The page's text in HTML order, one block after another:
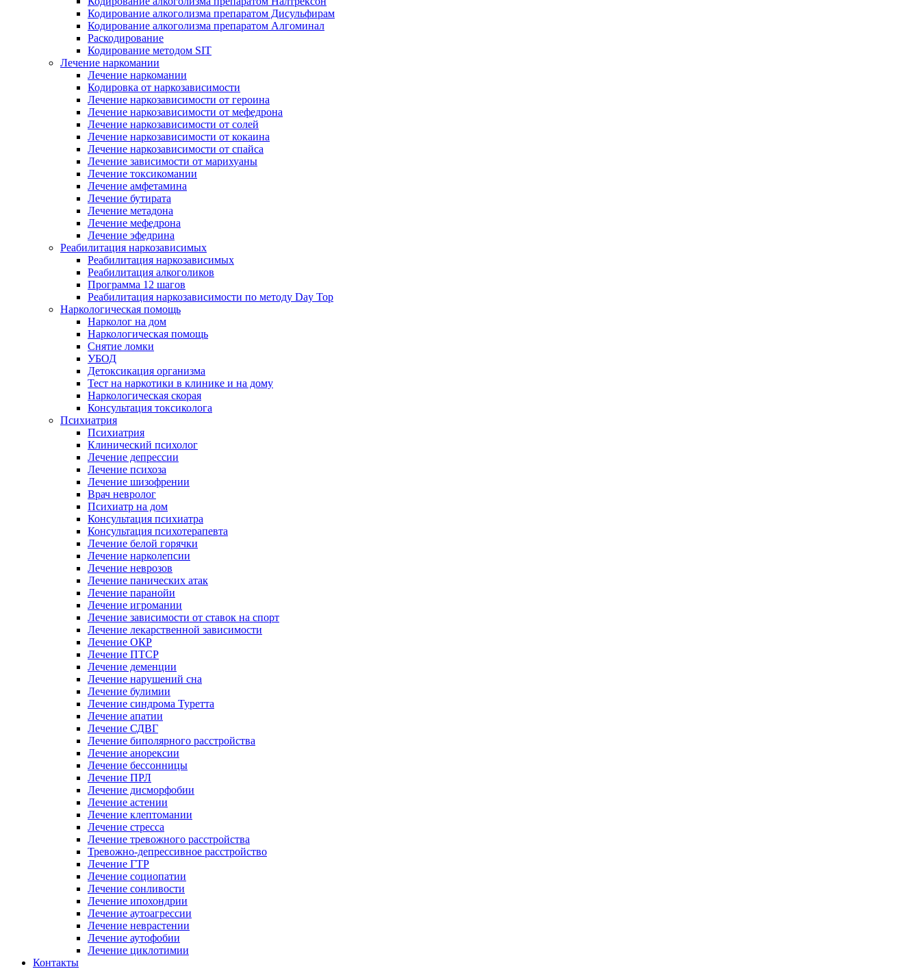
Кодирование алкоголизма препаратом Дисульфирам
Кодирование алкоголизма препаратом Алгоминал
Раскодирование
Кодирование методом SIT
Лечение наркомании
Лечение наркомании
Кодировка от наркозависимости
Лечение наркозависимости от героина
Лечение наркозависимости от мефедрона
Лечение наркозависимости от солей
Лечение наркозависимости от кокаина
Лечение наркозависимости от спайса
Лечение зависимости от марихуаны
Лечение токсикомании
Лечение амфетамина
Лечение бутирата
Лечение метадона
Лечение мефедрона
Лечение эфедрина
Реабилитация наркозависимых
Реабилитация наркозависимых
Реабилитация алкоголиков
Программа 12 шагов
Реабилитация наркозависимости по методу Day Top
Наркологическая помощь
Нарколог на дом
Наркологическая помощь
Снятие ломки
УБОД
Детоксикация организма
Тест на наркотики в клинике и на дому
Наркологическая скорая
Консультация токсиколога
Психиатрия
Психиатрия
Клинический психолог
Лечение депрессии
Лечение психоза
Лечение шизофрении
Врач невролог
Психиатр на дом
Консультация психиатра
Консультация психотерапевта
Лечение белой горячки
Лечение нарколепсии
Лечение неврозов
Лечение панических атак
Лечение паранойи
Лечение игромании
Лечение зависимости от ставок на спорт
Лечение лекарственной зависимости
Лечение ОКР
Лечение ПТСР
Лечение деменции
Лечение нарушений сна
Лечение булимии
Лечение синдрома Туретта
Лечение апатии
Лечение СДВГ
Лечение биполярного расстройства
Лечение анорексии
Лечение бессонницы
Лечение ПРЛ
Лечение дисморфобии
Лечение астении
Лечение клептомании
Лечение стресса
Лечение тревожного расстройства
Тревожно-депрессивное расстройство
Лечение ГТР
Лечение социопатии
Лечение сонливости
Лечение ипохондрии
Лечение аутоагрессии
Лечение неврастении
Лечение аутофобии
Лечение циклотимии
Контакты